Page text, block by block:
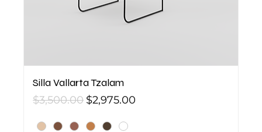
Silla Vallarta Tzalam
Precio
$3,500.00 Precio de oferta
$2,975.00